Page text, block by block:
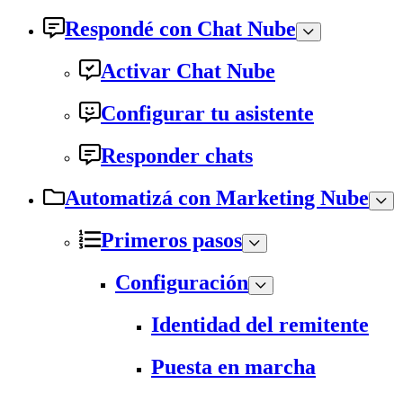
Respondé con Chat Nube
Activar Chat Nube
Configurar tu asistente
Responder chats
Automatizá con Marketing Nube
Primeros pasos
Configuración
Identidad del remitente
Puesta en marcha